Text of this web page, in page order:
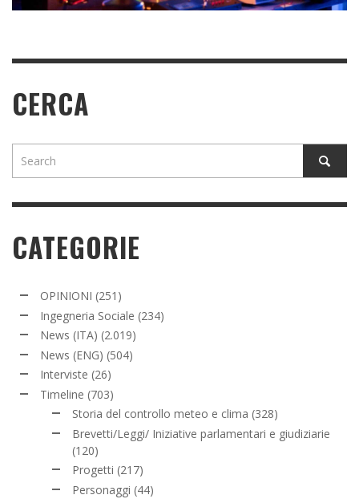
CERCA
CATEGORIE
OPINIONI (251)
Ingegneria Sociale (234)
News (ITA) (2.019)
News (ENG) (504)
Interviste (26)
Timeline (703)
Storia del controllo meteo e clima (328)
Brevetti/Leggi/ Iniziative parlamentari e giudiziarie
(120)
Progetti (217)
Personaggi (44)